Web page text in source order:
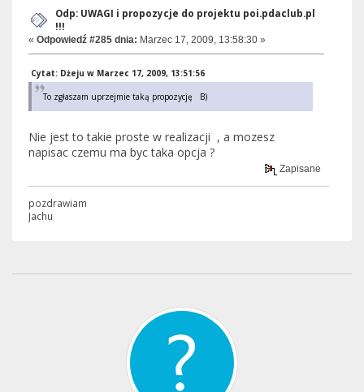
Odp: UWAGI i propozycje do projektu poi.pdaclub.pl
!!!
« Odpowiedź #285 dnia: Marzec 17, 2009, 13:58:30 »
Cytat: Dżeju w Marzec 17, 2009, 13:51:56
To zgłaszam uprzejmie taką propozycję B)
Nie jest to takie proste w realizacji , a mozesz
napisac czemu ma byc taka opcja ?
Zapisane
pozdrawiam
Jachu